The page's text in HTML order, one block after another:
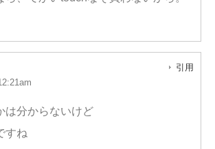
引用
は分からないけど
すね